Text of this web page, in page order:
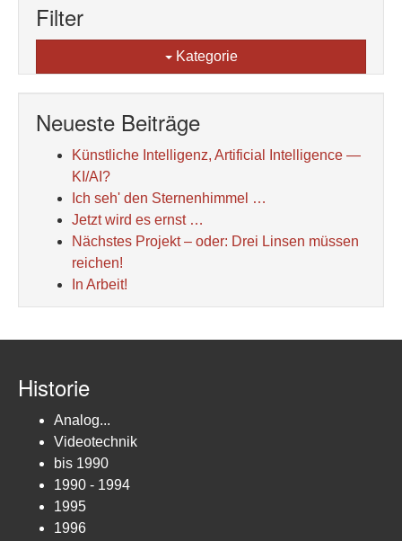
Filter
Kategorie
Neueste Beiträge
Künstliche Intelligenz, Artificial Intelligence —
KI/AI?
Ich seh' den Sternenhimmel …
Jetzt wird es ernst …
Nächstes Projekt – oder: Drei Linsen müssen
reichen!
In Arbeit!
Historie
Analog...
Videotechnik
bis 1990
1990 - 1994
1995
1996